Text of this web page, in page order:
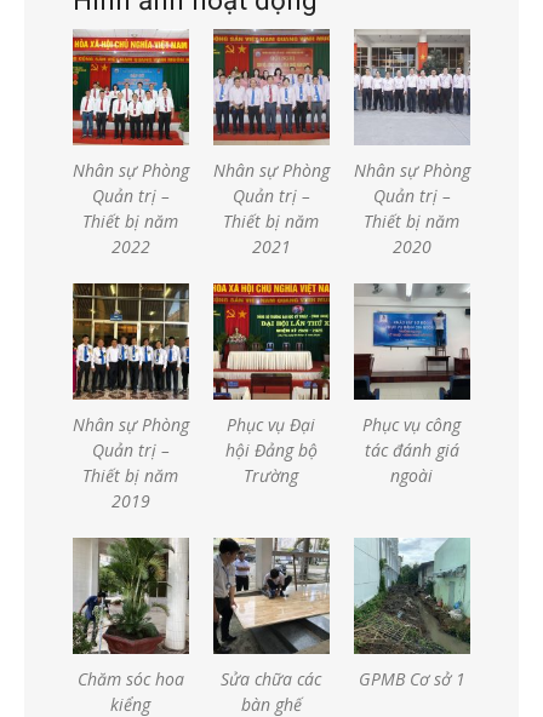
Nhân sự Phòng
Quản trị –
Thiết bị năm
2022
Nhân sự Phòng
Quản trị –
Thiết bị năm
2021
Nhân sự Phòng
Quản trị –
Thiết bị năm
2020
Nhân sự Phòng
Quản trị –
Thiết bị năm
2019
Phục vụ Đại
hội Đảng bộ
Trường
Phục vụ công
tác đánh giá
ngoài
Chăm sóc hoa
kiểng
Sửa chữa các
bàn ghế
GPMB Cơ sở 1